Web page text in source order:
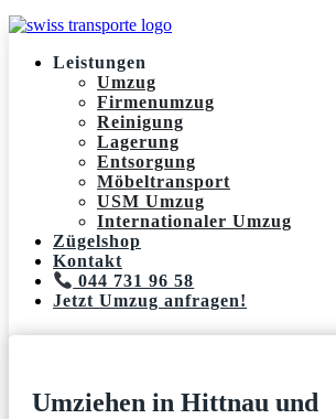
Leistungen
Umzug
Firmenumzug
Reinigung
Lagerung
Entsorgung
Möbeltransport
USM Umzug
Internationaler Umzug
Zügelshop
Kontakt
044 731 96 58
Jetzt Umzug anfragen!
Umziehen in Hittnau und